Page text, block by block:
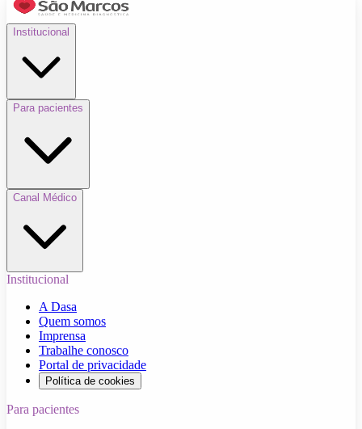
Institucional
Para pacientes
Canal Médico
Institucional
A Dasa
Quem somos
Imprensa
Trabalhe conosco
Portal de privacidade
Política de cookies
Para pacientes